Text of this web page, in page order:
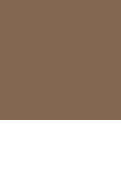
Emilia-Romagna
Cammini Emilia-
de Cammini Emilia-
de Cammini